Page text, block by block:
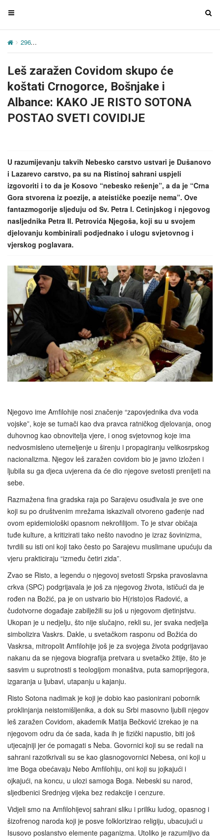
T
g
e
n
v
i
o
n
T
i
n
296
Leš zaražen Covidom skupo će
koštati Crnogorce, Bošnjake i
Albance: KAKO JE RISTO SOTONA
POSTAO SVETI COVIDIJE
U razumijevanju takvih Nebesko carstvo ustvari je Dušanovo
i Lazarevo carstvo, pa su na Ristinoj sahrani uspjeli
izgovoriti i to da je Kosovo “nebesko rešenje”, a da je “Crna
Gora stvorena iz poezije, a ateističke poezije nema”. Ove
fantazmogorije sljeduju od Sv. Petra I. Cetinjskog i njegovog
nasljednika Petra II. Petrovića Njegoša, koji su u svojem
djelovanju kombinirali podjednako i ulogu svjetovnog i
vjerskog poglavara.
Njegovo ime Amfilohije nosi značenje “zapovjednika dva voda
vojske”, koje se tumači kao dva pravca ratničkog djelovanja, onog
duhovnog kao obnovitelja vjere, i onog svjetovnog koje ima
nedvosmisleno utemeljenje u širenju i propagiranju velikosrpskog
nacionalizma. Njegov leš zaražen covidom bio je javno izložen i
ljubila su ga djeca uvjerena da će dio njegove svetosti prenijeti na
sebe.
Razmažena fina gradska raja po Sarajevu osuđivala je sve one
koji su po društvenim mrežama iskazivali otvoreno gađenje nad
ovom epidemiološki opasnom nekrofilijom. To je stvar običaja
tuđe kulture, a kritizirati tako nešto navodno je izraz šovinizma,
tvrdili su isti oni koji tako često po Sarajevu muslimane upućuju da
vjeru prakticiraju “između četiri zida”.
Zvao se Risto, a legendu o njegovoj svetosti Srpska pravoslavna
crkva (SPC) podgrijavala je još za njegovog života, ističući da je
rođen na Božić, pa je on ustvario bio H(risto)os Radović, a
čudotvorne događaje zabilježili su još u njegovom djetinjstvu.
Ukopan je u nedjelju, što nije slučajno, rekli su, jer svaka nedjelja
simbolizira Vaskrs. Dakle, u svetačkom rasponu od Božića do
Vaskrsa, mitropolit Amfilohije još je za svojega života podgrijavao
nakanu da se njegova biografija pretvara u svetačko žitije, što je
sasvim u suprotnosti s teologijom monaštva, puta samoprijegora,
izgaranja u ljubavi, utapanju u kajanju.
Risto Sotona nadimak je koji je dobio kao pasionirani pobornik
proklinjanja neistomišljenika, a dok su Srbi masovno ljubili njegov
leš zaražen Covidom, akademik Matija Bečković izrekao je na
njegovom odru da će sada, kada ih je fizički napustio, biti još
utjecajniji jer će pomagati s Neba. Govornici koji su se redali na
sahrani razotkrivali su se kao glasnogovornici Nebesa, oni koji u
ime Boga obećavaju Nebo Amfilohiju, oni koji su jojkajući i
ojkajući, na koncu, u ulozi samoga Boga. Nebeski su narod,
sljedbenici Srednjeg vijeka bez redakcije i cenzure.
Vidjeli smo na Amfilohijevoj sahrani sliku i priliku ludog, opasnog i
šizofrenog naroda koji je posve folklorizirao religiju, ubacujući u
Isusovo poslanstvo elemente paganizma. Utoliko je razumljivo da